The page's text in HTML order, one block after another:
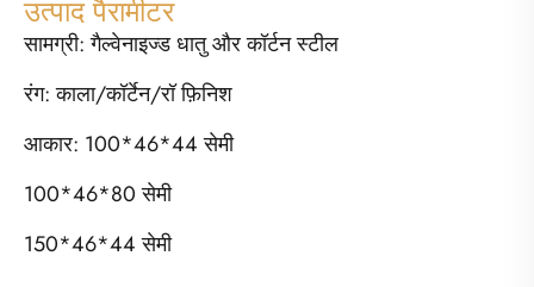
उत्पाद पैरामीटर
सामग्री: गैल्वेनाइज्ड धातु और कॉर्टन स्टील
रंग: काला/कॉर्टेन/रॉ फ़िनिश
आकार: 100*46*44 सेमी
100*46*80 सेमी
150*46*44 सेमी